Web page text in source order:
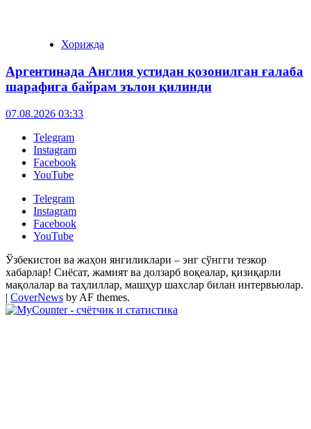
Хорижда
Аргентинада Англия устидан қозонилган ғалаба
шарафига байрам эълон қилинди
07.08.2026 03:33
Telegram
Instagram
Facebook
YouTube
Telegram
Instagram
Facebook
YouTube
Ўзбекистон ва жаҳон янгиликлари – энг сўнгги тезкор
хабарлар! Сиёсат, жамият ва долзарб воқеалар, қизиқарли
мақолалар ва таҳлиллар, машҳур шахслар билан интервьюлар.
| CoverNews by AF themes.